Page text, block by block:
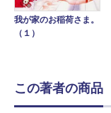
我が家のお稲荷さま。
（１）
この著者の商品